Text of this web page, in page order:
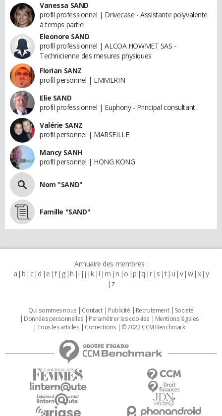
Vanessa SAND
profil professionnel | Drivecase - Assistante polyvalente
à temps partiel
Eleonore SAND
profil professionnel | ALCOA HOWMET SAS -
Technicienne des mesures physiques
Florian SANZ
profil personnel | EMMERIN
Elie SAND
profil professionnel | Euphony - Principal consultant
Valérie SANZ
profil personnel | MARSEILLE
Mancy SANH
profil personnel | HONG KONG
Nom "SAND"
Famille "SAND"
Annuaire des membres :
a b c d e f g h i j k l m n o p q r s t u v w x y
z
Qui sommes nous Contact Publicité Recrutement
Societé
Données personnelles
Paramétrer les cookies
Mentions légales
Tous les articles
Corrections © 2022 CCM Benchmark